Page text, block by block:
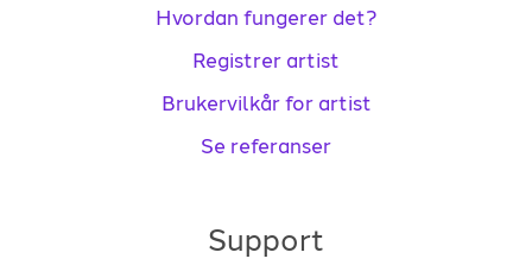
Hvordan fungerer det?
Registrer artist
Brukervilkår for artist
Se referanser
Support